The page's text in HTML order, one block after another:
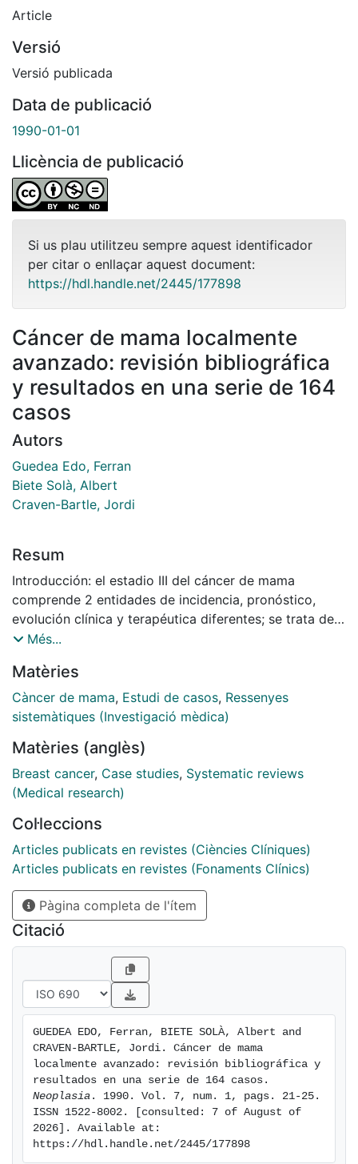
Article
Versió
Versió publicada
Data de publicació
1990-01-01
Llicència de publicació
Si us plau utilitzeu sempre aquest identificador
per citar o enllaçar aquest document:
https://hdl.handle.net/2445/177898
Cáncer de mama localmente
avanzado: revisión bibliográfica
y resultados en una serie de 164
casos
Autors
Guedea Edo, Ferran
Biete Solà, Albert
Craven-Bartle, Jordi
Resum
Introducción: el estadio III del cáncer de mama
comprende 2 entidades de incidencia, pronóstico,
evolución clínica y terapéutica diferentes; se trata del
cáncer de mama localmente avanzado propiamente
carcinomatosa). Mientras que en el primero se obtiene
una supervivencia que varía de un 15% a un 50% según
diversos autores, el carcinoma inflamatorio tiene
Més...
Matèries
Càncer de mama, Estudi de casos, Ressenyes
sistemàtiques (Investigació mèdica)
Matèries (anglès)
Breast cancer, Case studies, Systematic reviews
(Medical research)
Col·leccions
Articles publicats en revistes (Ciències Clíniques)
Articles publicats en revistes (Fonaments Clínics)
Pàgina completa de l'ítem
Citació
GUEDEA EDO, Ferran, BIETE SOLÀ, Albert and
CRAVEN-BARTLE, Jordi. Cáncer de mama
localmente avanzado: revisión bibliográfica y
Neoplasia . 1990. Vol. 7, num. 1, pags. 21-25.
ISSN 1522-8002. [consulted: 7 of August of
2026]. Available at:
https://hdl.handle.net/2445/177898